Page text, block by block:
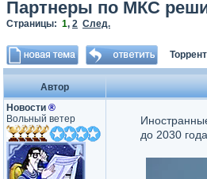
Партнеры по МКС
Страницы: 1, 2 След.
Автор
Новости ®
Вольный ветер
до 2030 года.